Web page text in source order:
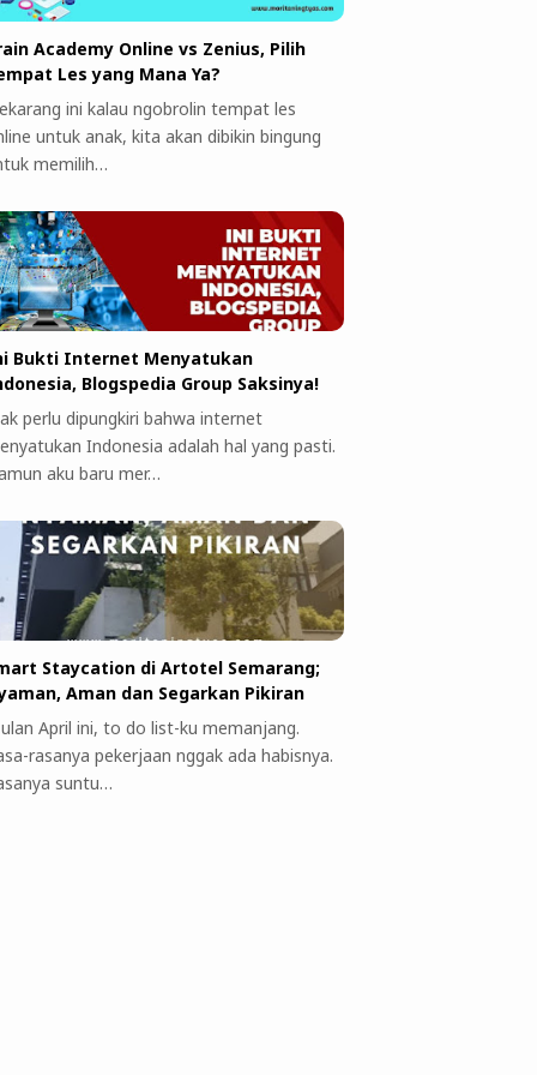
Academy Online vs Zenius, Pilih
Les yang Mana Ya?
ini kalau ngobrolin tempat les
untuk anak, kita akan dibikin bingung
memilih…
Bukti Internet Menyatukan
Blogspedia Group Saksinya!
perlu dipungkiri bahwa internet
Indonesia adalah hal yang pasti.
aku baru mer…
Staycation di Artotel Semarang;
Aman dan Segarkan Pikiran
April ini, to do list-ku memanjang.
rasanya pekerjaan nggak ada habisnya.
suntu…